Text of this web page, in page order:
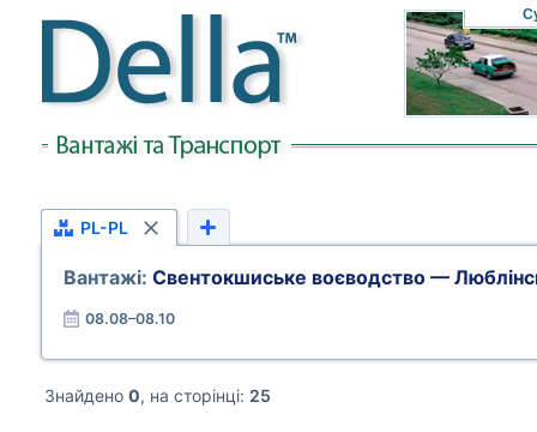
PL-PL
Вантажі: Свентокшиське воєводство —
08.08–08.10
Знайдено 0, на сторінці: 25